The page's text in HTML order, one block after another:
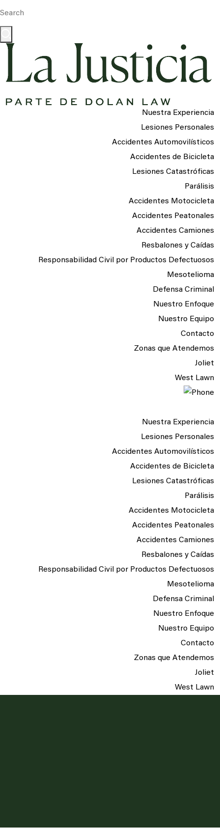
Nuestra Experiencia
Lesiones Personales
Accidentes Automovilísticos
Accidentes de Bicicleta
Lesiones Catastróficas
Parálisis
Accidentes Motocicleta
Accidentes Peatonales
Accidentes Camiones
Resbalones y Caídas
Responsabilidad Civil por Productos Defectuosos
Mesotelioma
Defensa Criminal
Nuestro Enfoque
Nuestro Equipo
Contacto
Zonas que Atendemos
Joliet
West Lawn
Nuestra Experiencia
Lesiones Personales
Accidentes Automovilísticos
Accidentes de Bicicleta
Lesiones Catastróficas
Parálisis
Accidentes Motocicleta
Accidentes Peatonales
Accidentes Camiones
Resbalones y Caídas
Responsabilidad Civil por Productos Defectuosos
Mesotelioma
Defensa Criminal
Nuestro Enfoque
Nuestro Equipo
Contacto
Zonas que Atendemos
Joliet
West Lawn